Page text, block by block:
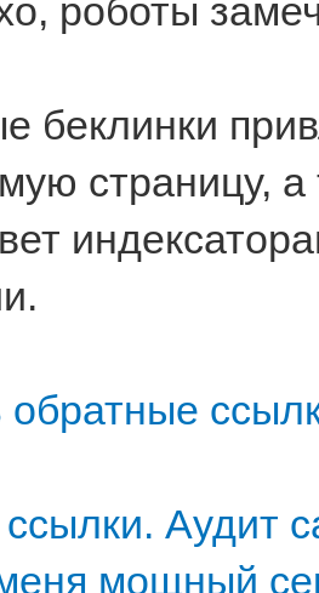
роботы
беклинки
страницу,
обратные
Аудит
мощный